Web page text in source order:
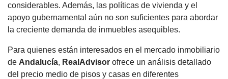
considerables. Además, las políticas de vivienda y el
apoyo gubernamental aún no son suficientes para abordar
la creciente demanda de inmuebles asequibles.
Para quienes están interesados en el mercado inmobiliario
de Andalucía, RealAdvisor ofrece un análisis detallado
del precio medio de pisos y casas en diferentes